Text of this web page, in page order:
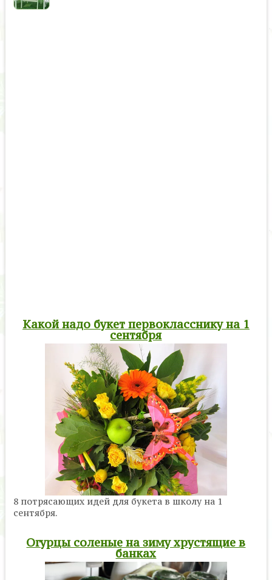
Какой надо букет первокласснику на 1
сентября
8 потрясающих идей для букета в школу на 1
сентября.
Огурцы соленые на зиму хрустящие в
банках